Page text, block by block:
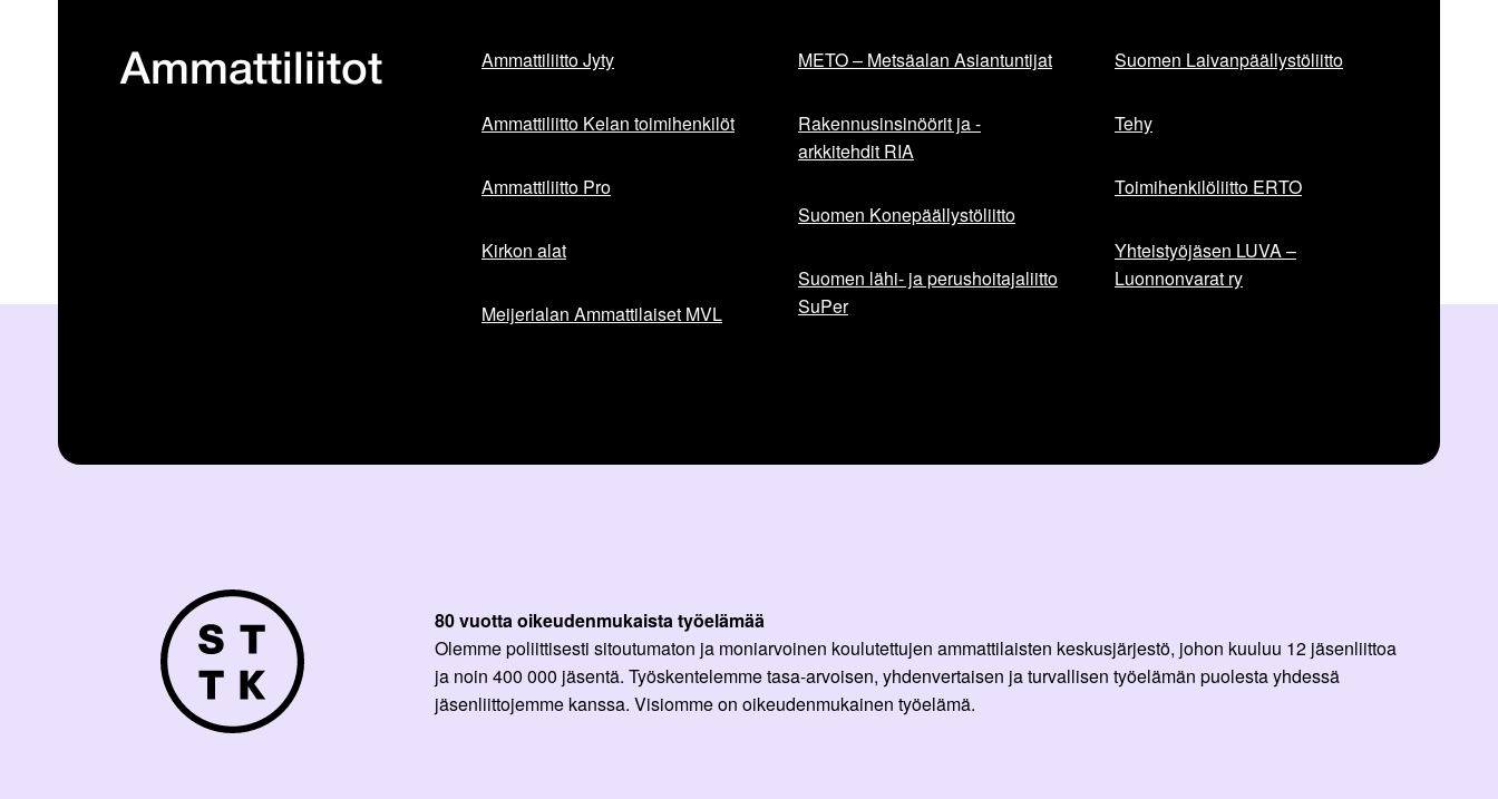
Ammattiliitot Ammattiliitto Jyty
Ammattiliitto Kelan toimihenkilöt
Ammattiliitto Pro
Kirkon alat
Meijerialan Ammattilaiset MVL
METO – Metsäalan Asiantuntijat
Rakennusinsinöörit ja -
arkkitehdit RIA
Suomen Konepäällystöliitto
Suomen lähi- ja perushoitajaliitto
SuPer
Suomen Laivanpäällystöliitto
Tehy
Toimihenkilöliitto ERTO
Yhteistyöjäsen LUVA –
Luonnonvarat ry
80 vuotta oikeudenmukaista työelämää
Olemme poliittisesti sitoutumaton ja moniarvoinen koulutettujen ammattilaisten keskusjärjestö, johon kuuluu 12 jäsenliittoa
ja noin 400 000 jäsentä. Työskentelemme tasa-arvoisen, yhdenvertaisen ja turvallisen työelämän puolesta yhdessä
jäsenliittojemme kanssa. Visiomme on oikeudenmukainen työelämä.